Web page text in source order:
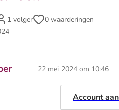
Account
1 volger
0 waarderingen
22 mei 2024 om 10:46